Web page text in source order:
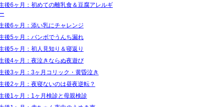
後6ヶ月：初めての離乳食＆豆腐アレルギ
後6ヶ月：添い乳にチャレンジ
後5ヶ月：バンボでうんち漏れ
後5ヶ月：初人見知り＆寝返り
後4ヶ月：夜泣きならぬ夜遊び
後3ヶ月：3ヶ月コリック・黄昏泣き
後2ヶ月：夜寝ないのは昼夜逆転？
後1ヶ月：1ヶ月検診と母親検診